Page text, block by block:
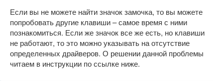
Если вы не можете найти значок замочка, то вы можете
попробовать другие клавиши – самое время с ними
познакомиться. Если же значок все же есть, но клавиши
не работают, то это можно указывать на отсутствие
определенных драйверов. О решении данной проблемы
читаем в инструкции по ссылке ниже.